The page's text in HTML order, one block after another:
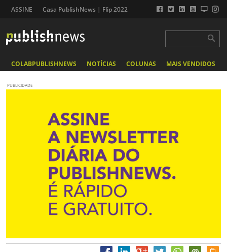
ASSINE Casa PublishNews | Flip 2022
COLABPUBLISHNEWS NOTÍCIAS COLUNAS MAIS VENDIDOS
PUBLICIDADE